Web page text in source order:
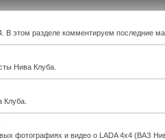
В этом разделе комментируем последние
Нива Клуба.
фотографиях и видео о LADA 4x4 (ВАЗ